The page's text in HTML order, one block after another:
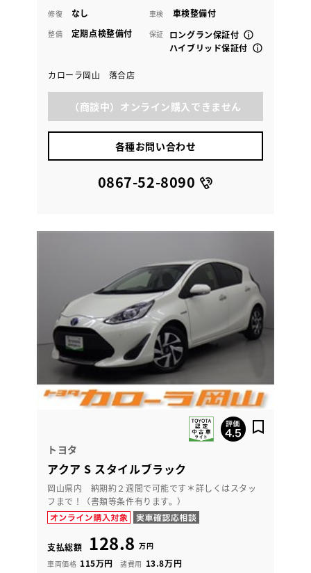
修復 なし 車検 車検整備付
整備 定期点検整備付 保証
ロングラン保証付
ハイブリッド保証付
カローラ岡山 落合店
（商談中）オンライン購入できません
各種お問い合わせ
0867-52-8090
トヨタ
アクア S スタイルブラック
岡山県内 納期約２週間で可能です＊詳しくはスタッ
フまで！（書類等条件有ります。）
支払総額 128.8 万円
車両価格 115万円 諸費用 13.8万円